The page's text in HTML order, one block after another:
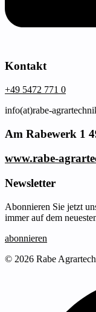
Kontakt
+49 5472 771 0
info(at)rabe-
Am Rabewerk 1
www.rabe-
Newsletter
Abonnieren Sie jetzt
immer auf dem
abonnieren
© 2026 Rabe